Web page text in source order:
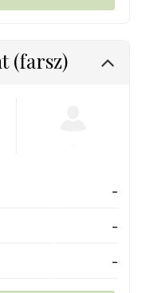
(farsz)
-
-
-